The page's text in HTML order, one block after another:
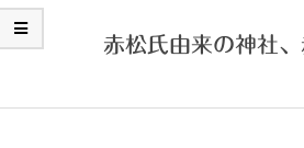
楽
衆
赤松氏由来の神社